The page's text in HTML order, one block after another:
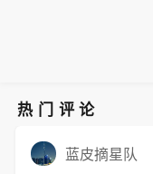
热门评论
蓝皮摘星队